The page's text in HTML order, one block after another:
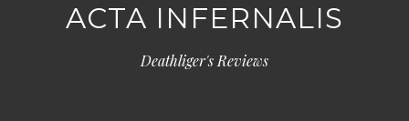
ACTA INFERNALIS
Deathliger's Reviews